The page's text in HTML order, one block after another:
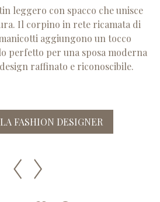
leggero con spacco che unisce
Il corpino in rete ricamata di
aggiungono un tocco
perfetto per una sposa moderna
raffinato e riconoscibile.
FASHION DESIGNER